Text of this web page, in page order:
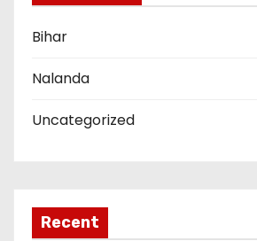
Bihar
Nalanda
Uncategorized
Recent